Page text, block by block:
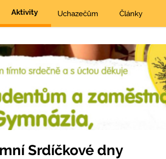
Aktivity Uchazečům Články
Srdíčkové dny